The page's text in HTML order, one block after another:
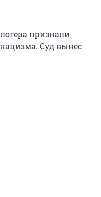
признали
нацизма. Суд вынес